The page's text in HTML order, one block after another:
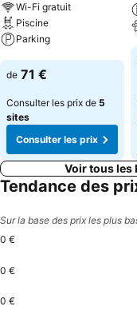
Wi-Fi gratuit
Piscine
Parking
Consulter les prix
de 71 €
Consulter les prix de 5
sites
Consulter les prix
Voir tous les
Tendance des
Sur la base des prix les plus
0 €
0 €
0 €